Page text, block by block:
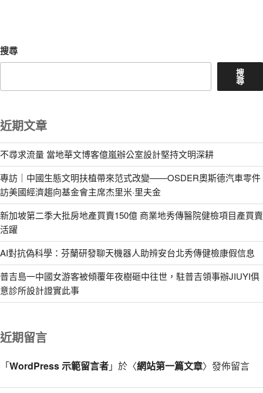
搜尋
搜
尋
近期文章
不尋求流量 當地華文博客億嵐辦公室設計堅持文明深耕
專訪｜中國生態文明扶植帶來范式改變——OSDER奧斯德汽車零件
訪美國經濟趨向基金會主席杰里米·里夫金
新加坡第二季大批房地產買賣150億 商業地秀傳醫院健檢項目產買賣
活躍
AI對抗偽科學：芬蘭研發聊天機器人助辨安台北秀傳健檢康假信息
普吉島一中國女游客被傾覆年夜樹砸中往世，駐普吉領事辦JIUYI俱
意診所設計證實此事
近期留言
「WordPress 示範留言者」於〈網站第一篇文章〉發佈留言